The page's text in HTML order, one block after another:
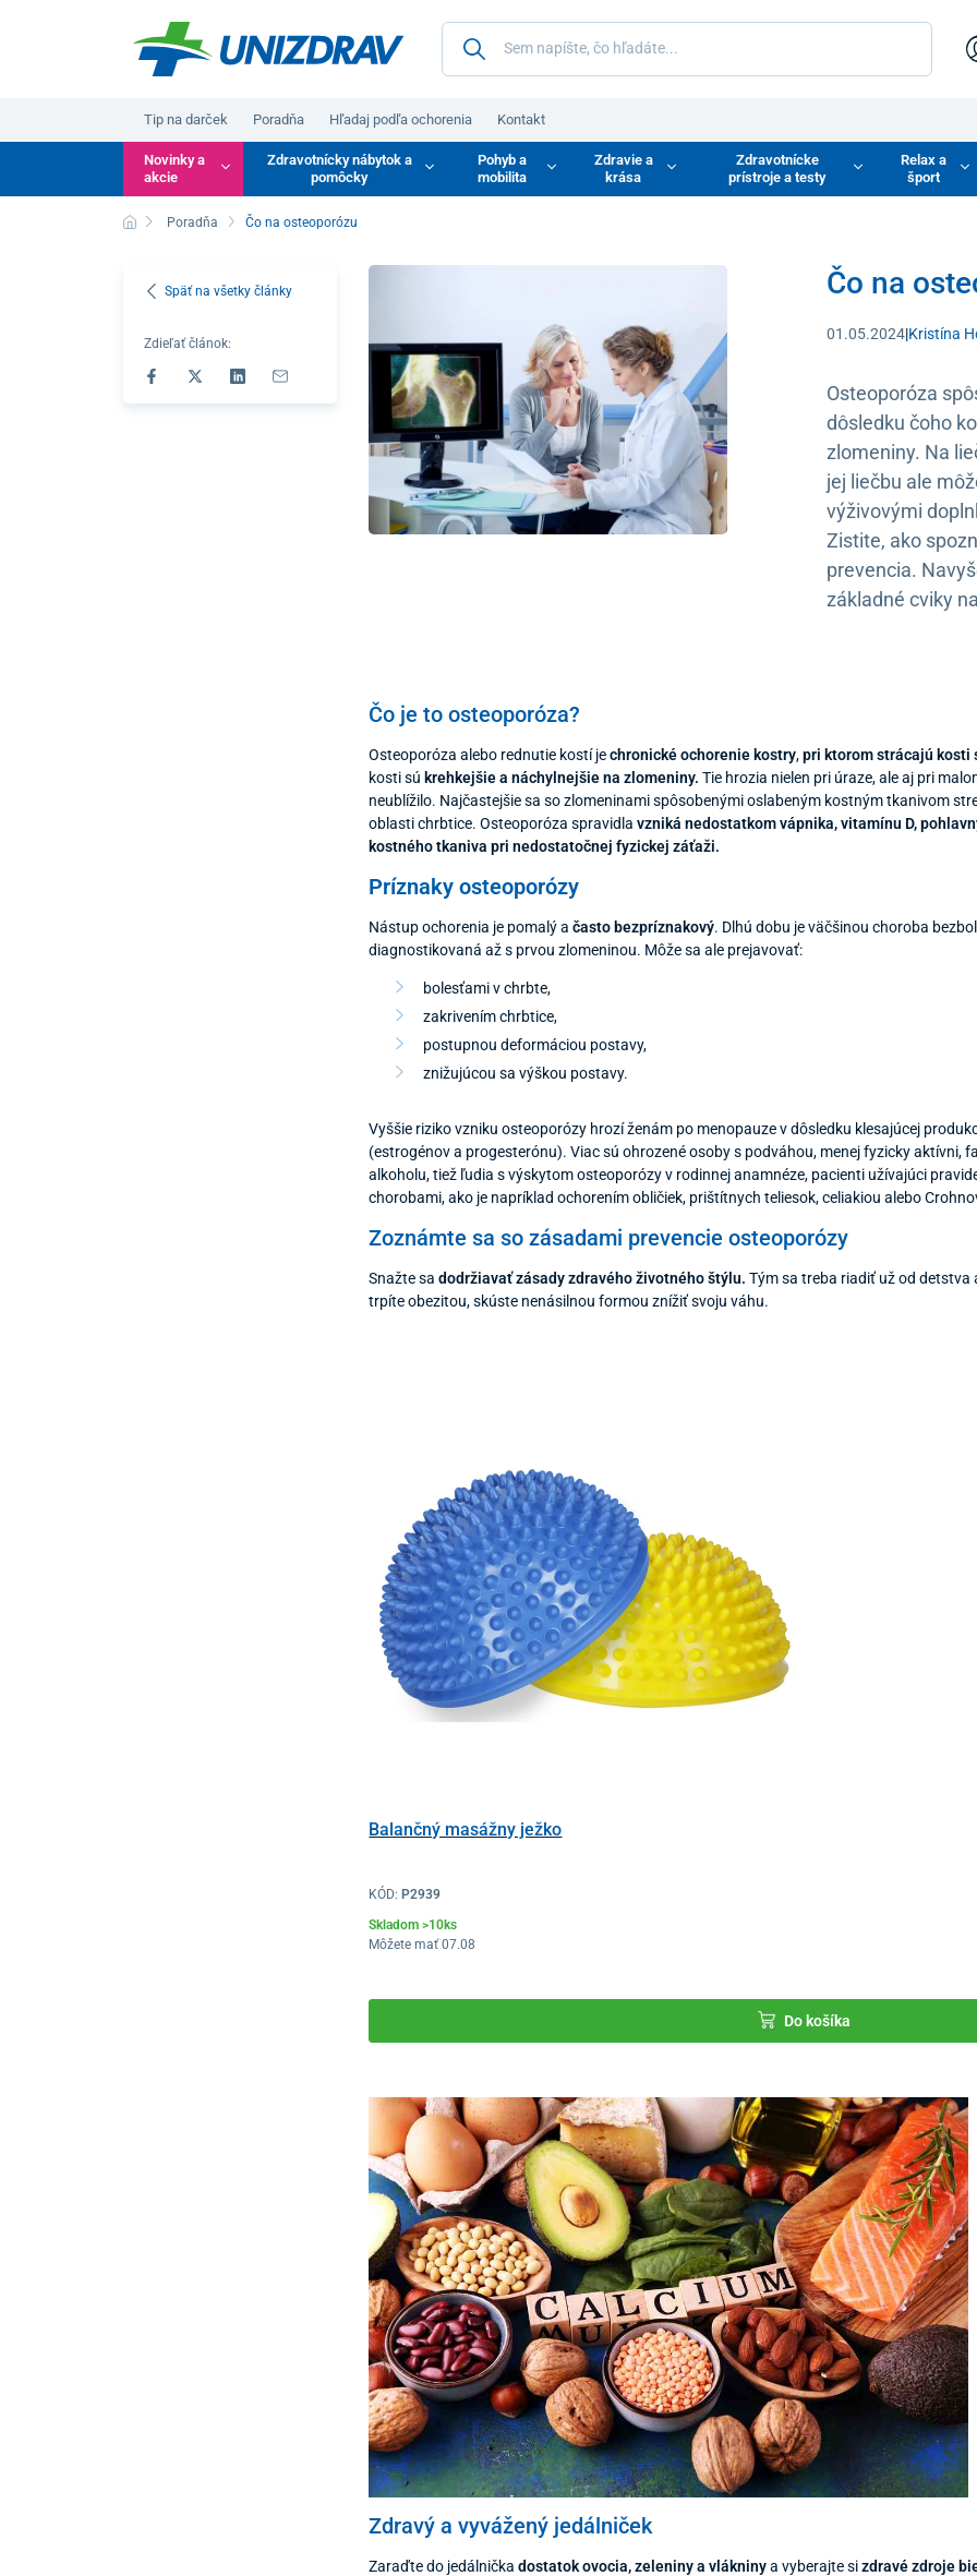
Tip na darček Poradňa Hľadaj podľa ochorenia Kontakt
Novinky a
akcie
Zdravotnícky nábytok a
pomôcky
Pohyb a
mobilita
Zdravie a
krása
Zdravotnícke
prístroje a testy
Relax a
šport
Poradňa Čo na osteoporózu
Späť na všetky články
Zdieľať článok:
Čo na
01.05.2024|Kristína
Osteoporóza
dôsledku čoho
zlomeniny. Na
jej liečbu ale
výživovými
Zistite, ako
prevencia.
základné cviky
Čo je to osteoporóza?
Osteoporóza alebo rednutie kostí jechronické ochorenie kostry,pri ktorom strácajú kosti
kosti sú krehkejšie a náchylnejšie na zlomeniny. Tie hrozia nielen pri úraze, ale aj pri
neublížilo. Najčastejšie sa so zlomeninami spôsobenými oslabeným kostným tkanivom
oblasti chrbtice. Osteoporóza spravidlavzniká nedostatkom vápnika, vitamínu D,
kostného tkaniva pri nedostatočnej fyzickej záťaži.
Príznaky osteoporózy
Nástup ochorenia je pomalý a často bezpríznakový. Dlhú dobu je väčšinou choroba
diagnostikovaná až s prvou zlomeninou. Môže sa ale prejavovať:
bolesťami v chrbte,
zakrivením chrbtice,
postupnou deformáciou postavy,
znižujúcou sa výškou postavy.
Vyššie riziko vzniku osteoporózy hrozí ženám po menopauze v dôsledku klesajúcej
(estrogénov a progesterónu). Viac sú ohrozené osoby s podváhou, menej fyzicky aktívni,
alkoholu, tiež ľudia s výskytom osteoporózy v rodinnej anamnéze, pacienti užívajúci
chorobami, ako je napríklad ochorením obličiek, prištítnych teliesok, celiakiou alebo
Zoznámte sa so zásadami prevencie osteoporózy
Snažte sadodržiavať zásady zdravého životného štýlu. Tým sa treba riadiť už od detstva
trpíte obezitou, skúste nenásilnou formou znížiť svoju váhu.
Balančný masážny ježko
KÓD: P2939
Skladom >10ks
Môžete mať 07.08
Do košíka
Zdravý a vyvážený jedálniček
Zaraďte do jedálničkadostatok ovocia, zeleniny a vlákninya vyberajte sizdravé zdroje